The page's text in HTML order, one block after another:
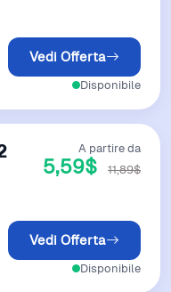
Vedi Offerta
Disponibile
A partire da
5,59$ 11,89$
Vedi Offerta
Disponibile